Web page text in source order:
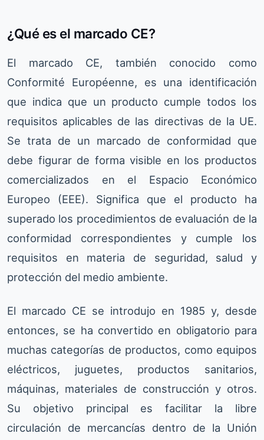
¿Qué es el marcado CE?
El marcado CE, también conocido como
Conformité Européenne, es una identificación
que indica que un producto cumple todos los
requisitos aplicables de las directivas de la UE.
Se trata de un marcado de conformidad que
debe figurar de forma visible en los productos
comercializados en el Espacio Económico
Europeo (EEE). Significa que el producto ha
superado los procedimientos de evaluación de la
conformidad correspondientes y cumple los
requisitos en materia de seguridad, salud y
protección del medio ambiente.
El marcado CE se introdujo en 1985 y, desde
entonces, se ha convertido en obligatorio para
muchas categorías de productos, como equipos
eléctricos, juguetes, productos sanitarios,
máquinas, materiales de construcción y otros.
Su objetivo principal es facilitar la libre
circulación de mercancías dentro de la Unión